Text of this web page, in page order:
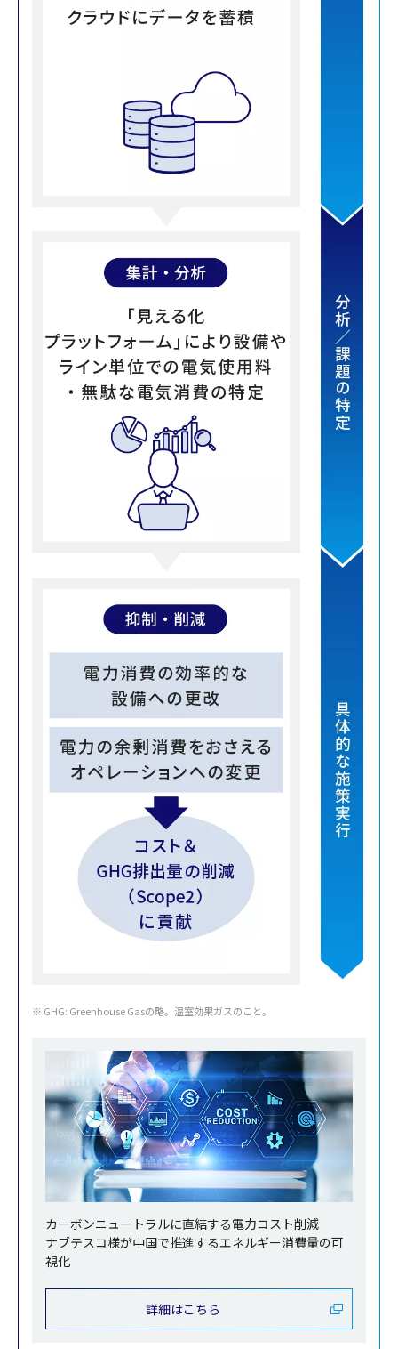
※ GHG: Greenhouse Gasの略。温室効果ガスのこと。
カーボンニュートラルに直結する電力コスト削減
ナブテスコ様が中国で推進するエネルギー消費量の可
視化
詳細はこちら